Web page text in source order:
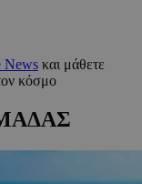
News και μάθετε
κόσμο